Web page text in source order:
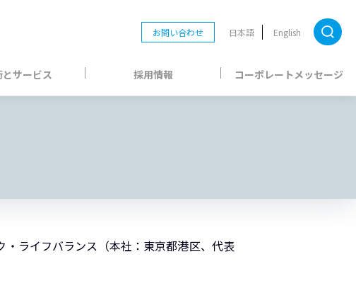
お問い合わせ 日本語 English
サービス 採用情報 コーポレートメッセージ
ライフバランス（本社：東京都港区、代表